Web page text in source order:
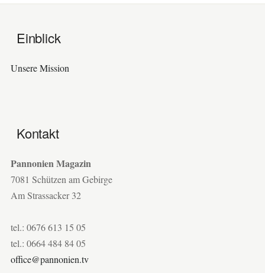
Einblick
Unsere Mission
Kontakt
Pannonien Magazin
7081 Schützen am Gebirge
Am Strassacker 32
tel.: 0676 613 15 05
tel.: 0664 484 84 05
office@pannonien.tv